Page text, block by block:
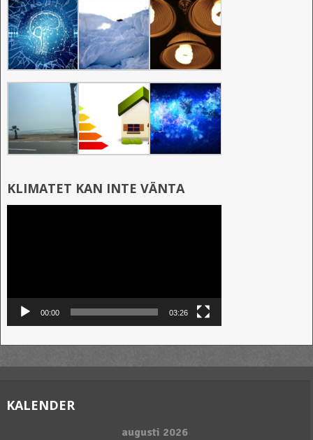
KLIMATET KAN INTE VÄNTA
00:00 03:26
KALENDER
augusti 2026